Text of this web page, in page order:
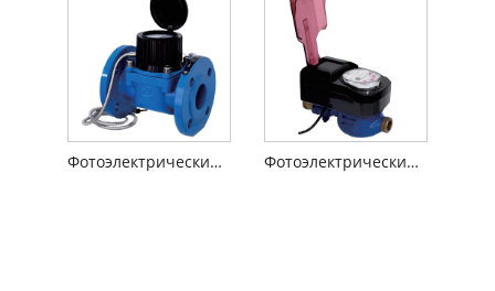
Фотоэлектрический беспроводной счетчик воды прямого считывания типа Woltman Фотоэлектрический счетчик воды прямого считывания с проводным управлением с клапаном